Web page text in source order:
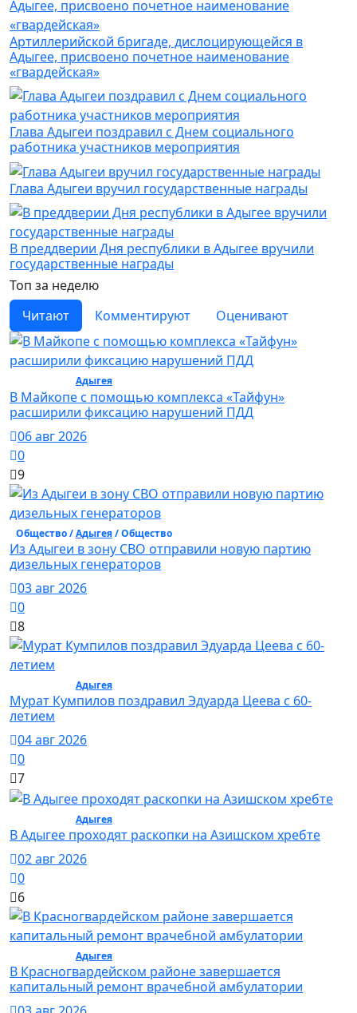
Артиллерийской бригаде, дислоцирующейся в
Адыгее, присвоено почетное наименование
«гвардейская»
Глава Адыгеи поздравил с Днем социального
работника участников мероприятия
Глава Адыгеи вручил государственные награды
В преддверии Дня республики в Адыгее вручили
государственные награды
Топ за неделю
Читают
Комментируют Оценивают
Адыгея/ Общество
В Майкопе с помощью комплекса «Тайфун»
расширили фиксацию нарушений ПДД
06 авг 2026
0
9
Общество /Адыгея/ Общество
Из Адыгеи в зону СВО отправили новую партию
дизельных генераторов
03 авг 2026
0
8
Адыгея/ Общество
Мурат Кумпилов поздравил Эдуарда Цеева с 60-
летием
04 авг 2026
0
7
Адыгея/ Общество
В Адыгее проходят раскопки на Азишском хребте
02 авг 2026
0
6
Адыгея/ Общество
В Красногвардейском районе завершается
капитальный ремонт врачебной амбулатории